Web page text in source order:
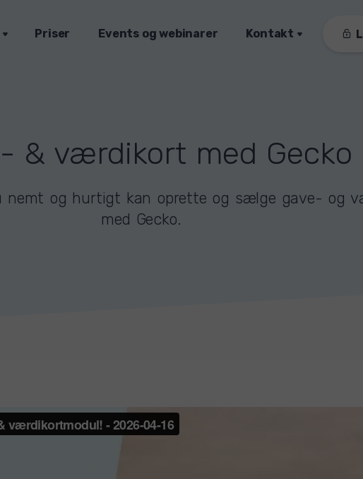
Priser Events og webinarer Kontakt
& værdikort med Gecko
nemt og hurtigt kan oprette og sælge gave- og
med Gecko.